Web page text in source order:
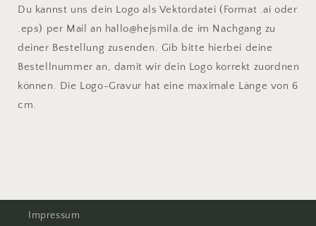
Du kannst uns dein Logo als Vektordatei (Format .ai oder
.eps) per Mail an hallo@hejsmila.de im Nachgang zu
deiner Bestellung zusenden. Gib bitte hierbei deine
Bestellnummer an, damit wir dein Logo korrekt zuordnen
können. Die Logo-Gravur hat eine maximale Länge von 6
cm.
Impressum